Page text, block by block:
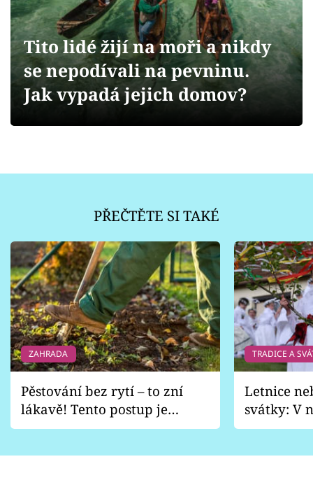
Přihlášení
Sledujte nás
Tito lidé žijí na moři a nikdy
se nepodívali na pevninu.
Jak vypadá jejich domov?
PŘEČTĚTE SI TAKÉ
ZAHRADA
Pěstování bez rytí – to zní
lákavě! Tento postup je
vhodný jen pro některé
TRADICE A
Letnice
svátky: V
pondělí